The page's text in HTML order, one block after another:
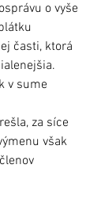
o vyše
časti, ktorá
v sume
za síce
však